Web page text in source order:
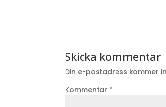
Skicka kommentar
Din e-postadress kommer
Kommentar *